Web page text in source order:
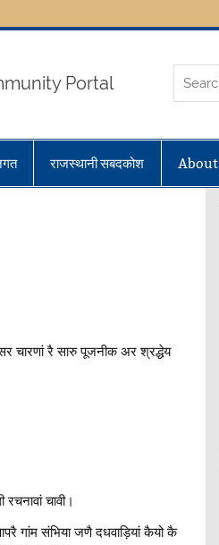
Portal
राजस्थानी सबदकोश About
चारणां रै सारु पूजनीक अर श्रद्धेय
चावी।
गांम संभिया जणै दधवाड़ियां कैयो कै